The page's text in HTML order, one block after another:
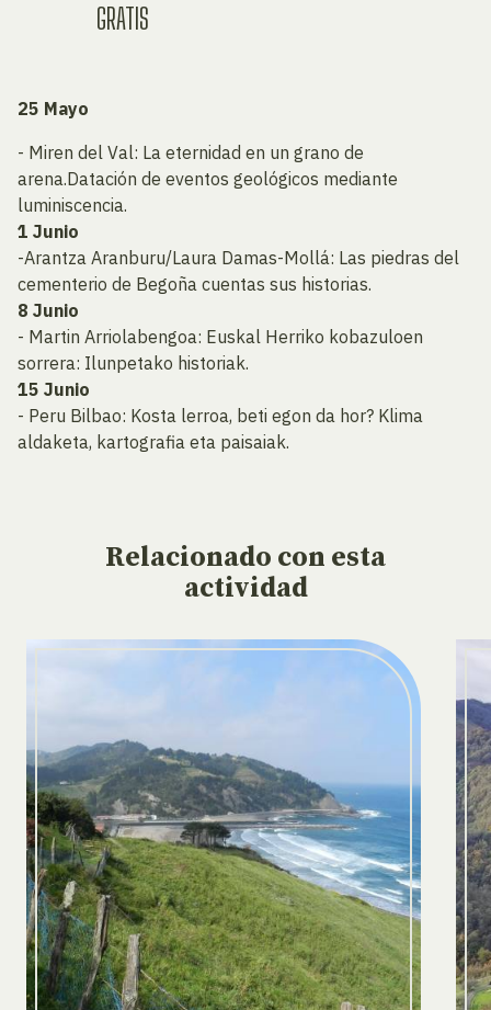
GRATIS
25 Mayo
- Miren del Val: La eternidad en un grano de
arena.Datación de eventos geológicos mediante
luminiscencia.
1 Junio
-Arantza Aranburu/Laura Damas-Mollá: Las piedras del
cementerio de Begoña cuentas sus historias.
8 Junio
- Martin Arriolabengoa: Euskal Herriko kobazuloen
sorrera: Ilunpetako historiak.
15 Junio
- Peru Bilbao: Kosta lerroa, beti egon da hor? Klima
aldaketa, kartografia eta paisaiak.
Relacionado con esta
actividad